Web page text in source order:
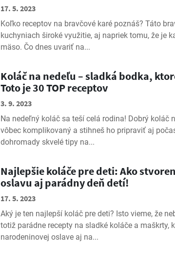
17. 5. 2023
Koľko receptov na bravčové karé poznáš? Táto
kuchyniach široké využitie, aj napriek tomu, že je
mäso. Čo dnes uvariť na...
Koláč na nedeľu – sladká bodka,
Toto je 30 TOP receptov
3. 9. 2023
Na nedeľný koláč sa teší celá rodina! Dobrý koláč
vôbec komplikovaný a stihneš ho pripraviť aj
dohromady skvelé tipy na...
Najlepšie koláče pre deti: Ako
oslavu aj parádny deň detí!
17. 5. 2023
Aký je ten najlepší koláč pre deti? Isto vieme, že
totiž parádne recepty na sladké koláče a maškrty,
narodeninovej oslave aj na...